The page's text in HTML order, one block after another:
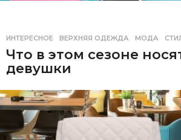
ИНТЕРЕСНОЕ ВЕРХНЯЯ ОДЕЖДА ,МОДА ,
Что в этом сезоне
девушки